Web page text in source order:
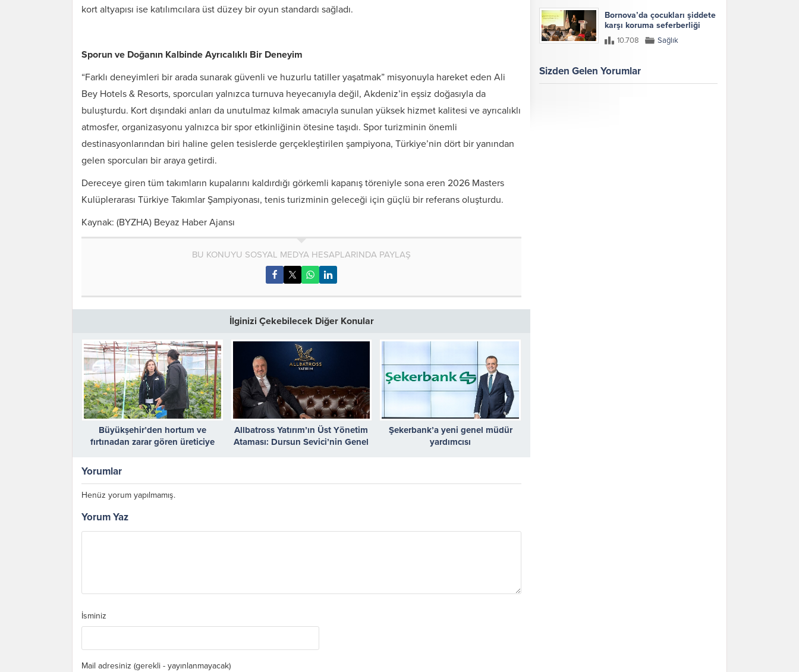
kort altyapısı ise katılımcılara üst düzey bir oyun standardı sağladı.
Sporun ve Doğanın Kalbinde Ayrıcalıklı Bir Deneyim
“Farklı deneyimleri bir arada sunarak güvenli ve huzurlu tatiller yaşatmak” misyonuyla hareket eden Ali
Bey Hotels & Resorts, sporcuları yalnızca turnuva heyecanıyla değil, Akdeniz’in eşsiz doğasıyla da
buluşturdu. Kort dışındaki anları da unutulmaz kılmak amacıyla sunulan yüksek hizmet kalitesi ve ayrıcalıklı
atmosfer, organizasyonu yalnızca bir spor etkinliğinin ötesine taşıdı. Spor turizminin önemli
destinasyonlarından biri haline gelen tesislerde gerçekleştirilen şampiyona, Türkiye’nin dört bir yanından
gelen sporcuları bir araya getirdi.
Dereceye giren tüm takımların kupalarını kaldırdığı görkemli kapanış töreniyle sona eren 2026 Masters
Kulüplerarası Türkiye Takımlar Şampiyonası, tenis turizminin geleceği için güçlü bir referans oluşturdu.
Kaynak: (BYZHA) Beyaz Haber Ajansı
BU KONUYU SOSYAL MEDYA HESAPLARINDA PAYLAŞ
İlginizi Çekebilecek Diğer Konular
Büyükşehir’den hortum ve
fırtınadan zarar gören üreticiye
Allbatross Yatırım’ın Üst Yönetim
Ataması: Dursun Sevici’nin Genel
Şekerbank’a yeni genel müdür
yardımcısı
Yorumlar
Henüz yorum yapılmamış.
Yorum Yaz
İsminiz
Mail adresiniz (gerekli - yayınlanmayacak)
Bornova’da çocukları şiddete
karşı koruma seferberliği
10.708 Sağlık
Sizden Gelen Yorumlar